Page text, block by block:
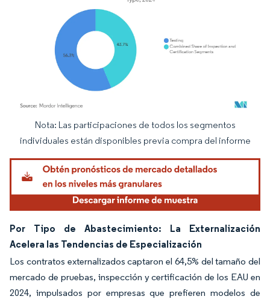
Imagen © Mordor Intelligence. El uso requiere atribución según CC BY 4.0.
Nota: Las participaciones de todos los segmentos
individuales están disponibles previa compra del informe
Por Tipo de Abastecimiento: La Externalización
Acelera las Tendencias de Especialización
Los contratos externalizados captaron el 64,5% del tamaño del
mercado de pruebas, inspección y certificación de los EAU en
2024, impulsados por empresas que prefieren modelos de